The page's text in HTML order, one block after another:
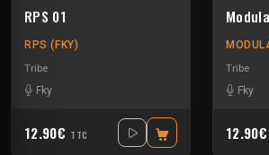
RPS 01
RPS (FKY)
Tribe
Fky
12.90€ TTC
Tribe
Fky
12.90€